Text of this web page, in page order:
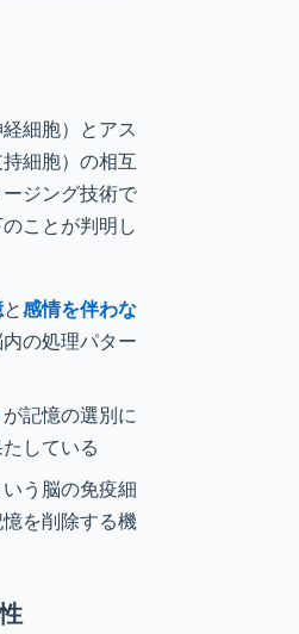
細胞）とアス
細胞）の相互
ジング技術で
ことが判明し
と感情を伴わな
の処理パター
が記憶の選別に
している
いう脳の免疫細
を削除する機